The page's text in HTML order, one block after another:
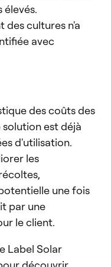
des cultures n'a
avec
des coûts des
est déjà
d'utilisation.
les
une fois
par une
le client.
Label Solar